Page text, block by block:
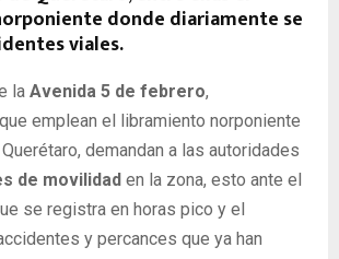
donde diariamente se
viales.
la Avenida 5 de febrero,
emplean el libramiento norponiente
demandan a las autoridades
de movilidad en la zona, esto ante el
se registra en horas pico y el
y percances que ya han